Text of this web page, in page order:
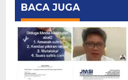
BACA JUGA